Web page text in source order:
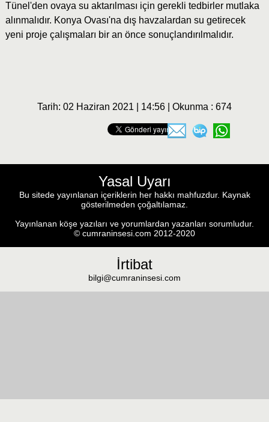
Tünel'den ovaya su aktarılması için gerekli tedbirler mutlaka
alınmalıdır. Konya Ovası'na dış havzalardan su getirecek
yeni proje çalışmaları bir an önce sonuçlandırılmalıdır.
Tarih: 02 Haziran 2021 | 14:56 | Okunma : 674
Yasal Uyarı
Bu sitede yayınlanan içeriklerin her hakkı mahfuzdur. Kaynak
gösterilmeden çoğaltılamaz.
Yayınlanan köşe yazıları ve yorumlardan yazanları sorumludur.
© cumraninsesi.com 2012-2020
İrtibat
bilgi@cumraninsesi.com